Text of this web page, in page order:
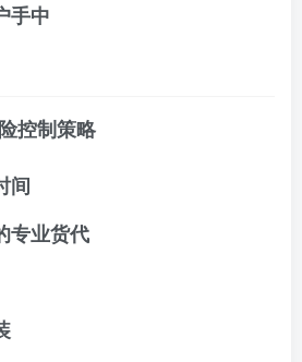
手中
控制策略
间
专业货代